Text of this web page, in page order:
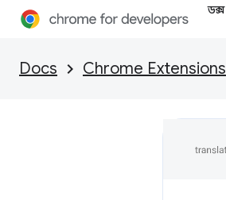
ডক্স
Docs Chrome Extensions